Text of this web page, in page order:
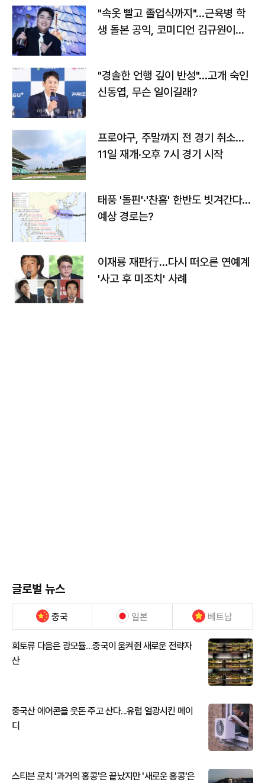
"속옷 빨고 졸업식까지"…근육병 학
생 돌본 공익, 코미디언 김규원이었
"경솔한 언행 깊이 반성"…고개 숙인
신동엽, 무슨 일이길래?
프로야구, 주말까지 전 경기 취소…
11일 재개·오후 7시 경기 시작
태풍 '돌핀'·'찬홈' 한반도 빗겨간다…
예상 경로는?
이재룡 재판行…다시 떠오른 연예계
'사고 후 미조치' 사례
글로벌 뉴스
중국 일본 베트남
희토류 다음은 광모듈…중국이 움켜쥔 새로운 전략자
산
중국산 에어콘을 웃돈 주고 산다...유럽 열광시킨 메이
디
스티븐 로치 '과거의 홍콩'은 끝났지만 '새로운 홍콩'은